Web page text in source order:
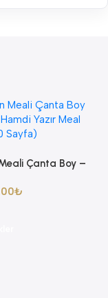
Çanta Boy –
Sayfa)
₺